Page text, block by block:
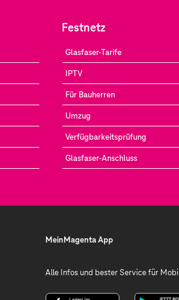
Festnetz
Glasfaser-Tarife
IPTV
Für Bauherren
Umzug
Verfügbarkeitsprüfung
Glasfaser-Anschluss
MeinMagenta App
Alle Infos und bester Service für